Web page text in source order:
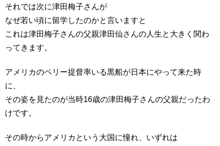
それでは次に津田梅子さんが
なぜ若い頃に留学したのかと言いますと
これは津田梅子さんの父親津田仙さんの人生と大きく関わ
ってきます。
アメリカのペリー提督率いる黒船が日本にやって来た時
に、
その姿を見たのが当時16歳の津田梅子さんの父親だったわ
けです。
その時からアメリカという大国に憧れ、いずれは